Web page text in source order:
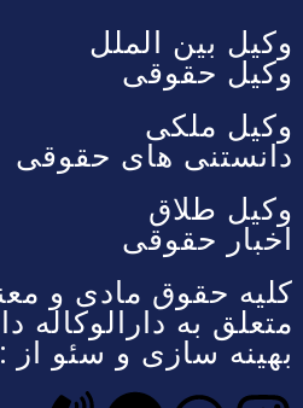
وکیل بین الملل
وکیل حقوقی
وکیل ملکی
دانستنی های حقوقی
وکیل طلاق
اخبار حقوقی
کلیه حقوق مادی و
متعلق به
بهینه سازی و سئو از